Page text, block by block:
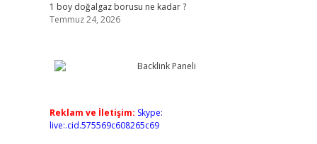
1 boy doğalgaz borusu ne kadar ?
Temmuz 24, 2026
Reklam ve İletişim: Skype:
live:.cid.575569c608265c69